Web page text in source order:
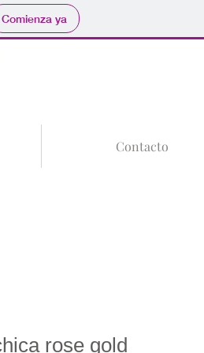
Comienza ya
Contacto
rose gold